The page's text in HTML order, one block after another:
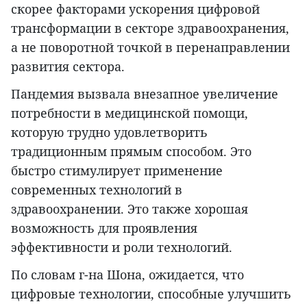
скорее факторами ускорения цифровой
трансформации в секторе здравоохранения,
а не поворотной точкой в перенаправлении
развития сектора.
Пандемия вызвала внезапное увеличение
потребности в медицинской помощи,
которую трудно удовлетворить
традиционным прямым способом. Это
быстро стимулирует применение
современных технологий в
здравоохранении. Это также хорошая
возможность для проявления
эффективности и роли технологий.
По словам г-на Шона, ожидается, что
цифровые технологии, способные улучшить